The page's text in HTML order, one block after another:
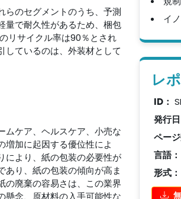
らのセグメントのうち、予測
量で耐久性があるため、梱包
リサイクル率は90％とされ
しているのは、外装材として
ムケア、ヘルスケア、小売な
増加に起因する優位性によ
により、紙の包装の必要性が
り、紙の包装の傾向が高ま
の廃棄の容易さは、この業界
懸念、原材料の入手可能性な
イ
レ
ID：
発行日
ページ
言語：
形式：